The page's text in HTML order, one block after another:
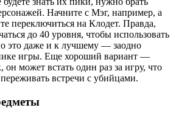
Начните с Мэг, например, а
переключиться на Клодет. Правда,
до 40 уровня, чтобы использовать
это даже и к лучшему — заодно
игры. Еще хороший вариант —
может встать один раз за игру, что
встречи с убийцами.